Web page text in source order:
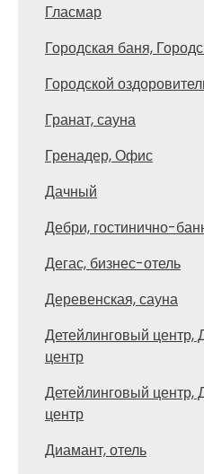
Гласмар
Городская баня,
Городской
Гранат, сауна
Гренадер, Офис
Дачный
Дебри, гостинично-
Дегас, бизнес-отель
Деревенская, сауна
Детейлинговый центр,
центр
Детейлинговый центр,
центр
Диамант, отель